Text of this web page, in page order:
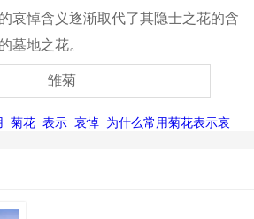
哀悼含义逐渐取代了其隐士之花的含
墓地之花。
菊花 表示 哀悼 为什么常用菊花表示哀